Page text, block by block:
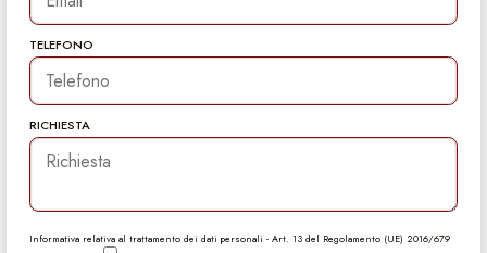
TELEFONO
RICHIESTA
Informativa relativa al trattamento dei dati personali - Art. 13 del Regolamento (UE) 2016/679